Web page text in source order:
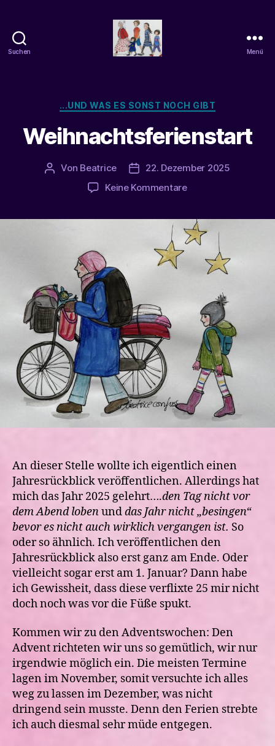
Suchen Menü
Kategorien
...UND WAS ES SONST NOCH GIBT
Weihnachtsferienstart
Beitragsautor
Von Beatrice Veröffentlichungsdatum
22. Dezember 2025
Keine Kommentarezu
An dieser Stelle wollte ich eigentlich einen
Jahresrückblick veröffentlichen. Allerdings hat
mich das Jahr 2025 gelehrt….den Tag nicht vor
dem Abend lobenunddas Jahr nicht „besingen“
bevor es nicht auch wirklich vergangen ist. So
oder so ähnlich. Ich veröffentlichen den
Jahresrückblick also erst ganz am Ende. Oder
vielleicht sogar erst am 1. Januar? Dann habe
ich Gewissheit, dass diese verflixte 25 mir nicht
doch noch was vor die Füße spukt.
Kommen wir zu den Adventswochen: Den
Advent richteten wir uns so gemütlich, wir nur
irgendwie möglich ein. Die meisten Termine
lagen im November, somit versuchte ich alles
weg zu lassen im Dezember, was nicht
dringend sein musste. Denn den Ferien strebte
ich auch diesmal sehr müde entgegen.